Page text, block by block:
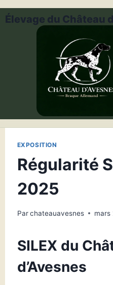
Aller
auÉlevage du Château
EXPOSITION
Régularité
2025
Par chateauavesnes mars
SILEX du
d’Avesnes